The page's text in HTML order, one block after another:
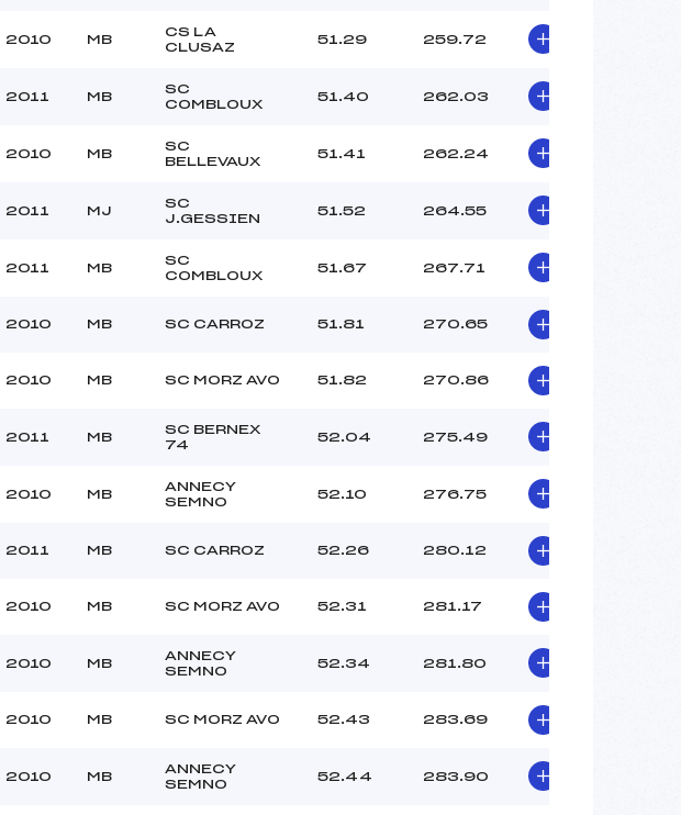
2010 MB
CS LA
CLUSAZ
51.29 259.72
2011 MB
SC
COMBLOUX
51.40 262.03
2010 MB
SC
BELLEVAUX
51.41 262.24
2011 MJ
SC
J.GESSIEN
51.52 264.55
2011 MB
SC
COMBLOUX
51.67 267.71
2010 MB SC CARROZ 51.81 270.65
2010 MB SC MORZ AVO 51.82 270.86
2011 MB
SC BERNEX
74
52.04 275.49
2010 MB
ANNECY
SEMNO
52.10 276.75
2011 MB SC CARROZ 52.26 280.12
2010 MB SC MORZ AVO 52.31 281.17
2010 MB
ANNECY
SEMNO
52.34 281.80
2010 MB SC MORZ AVO 52.43 283.69
2010 MB
ANNECY
SEMNO
52.44 283.90